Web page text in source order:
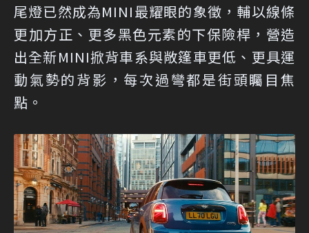
尾燈已然成為MINI最耀眼的象徵，輔以線條
更加方正、更多黑色元素的下保險桿，營造
出全新MINI掀背車系與敞篷車更低、更具運
動氣勢的背影，每次過彎都是街頭矚目焦
點。